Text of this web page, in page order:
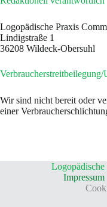
Logopädische Praxis
Lindigstraße 1
36208 Wildeck-Obersuhl
Wir sind nicht bereit oder
einer
Impressum